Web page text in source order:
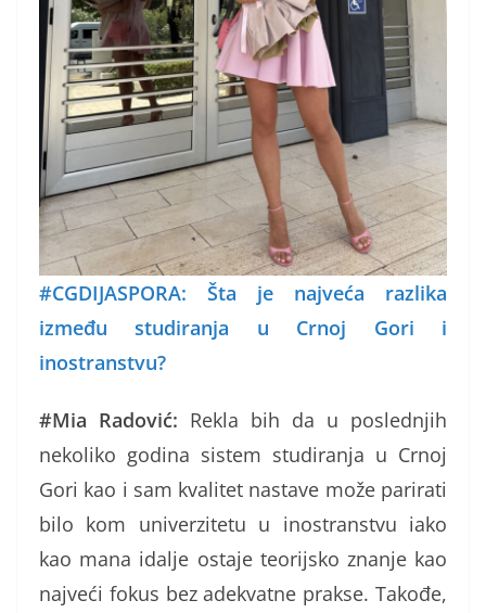
#CGDIJASPORA: Šta je najveća razlika
između studiranja u Crnoj Gori i
inostranstvu?
#Mia Radović: Rekla bih da u poslednjih
nekoliko godina sistem studiranja u Crnoj
Gori kao i sam kvalitet nastave može parirati
bilo kom univerzitetu u inostranstvu iako
kao mana idalje ostaje teorijsko znanje kao
najveći fokus bez adekvatne prakse. Takođe,